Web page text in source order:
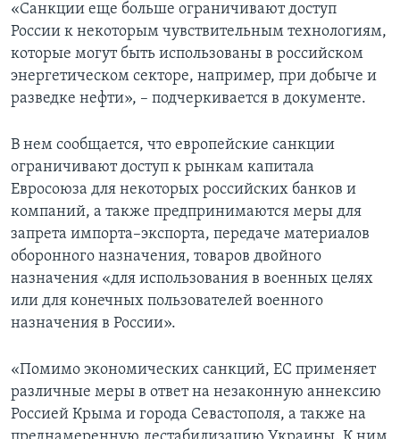
«Санкции еще больше ограничивают доступ
России к некоторым чувствительным технологиям,
которые могут быть использованы в российском
энергетическом секторе, например, при добыче и
разведке нефти», – подчеркивается в документе.
В нем сообщается, что европейские санкции
ограничивают доступ к рынкам капитала
Евросоюза для некоторых российских банков и
компаний, а также предпринимаются меры для
запрета импорта–экспорта, передаче материалов
оборонного назначения, товаров двойного
назначения «для использования в военных целях
или для конечных пользователей военного
назначения в России».
«Помимо экономических санкций, ЕС применяет
различные меры в ответ на незаконную аннексию
Россией Крыма и города Севастополя, а также на